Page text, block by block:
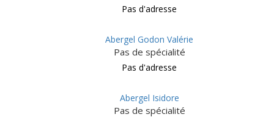
Pas d'adresse
Abergel Godon Valérie
Pas de spécialité
Pas d'adresse
Abergel Isidore
Pas de spécialité